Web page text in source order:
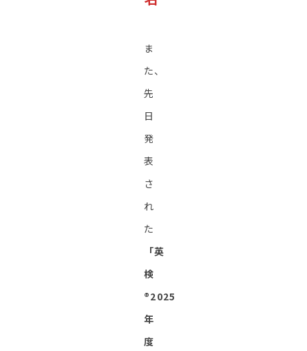
ま
た、
先
日
発
表
さ
れ
た
「英
検
®︎2025
年
度